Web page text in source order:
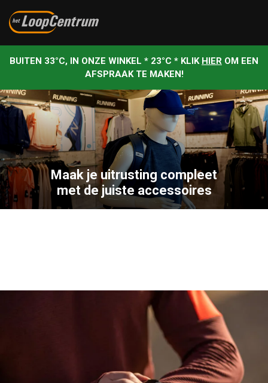
BUITEN 33°C, IN ONZE WINKEL * 23°C * KLIK HIER OM EEN
AFSPRAAK TE MAKEN!
Maak je uitrusting compleet
met de juiste accessoires